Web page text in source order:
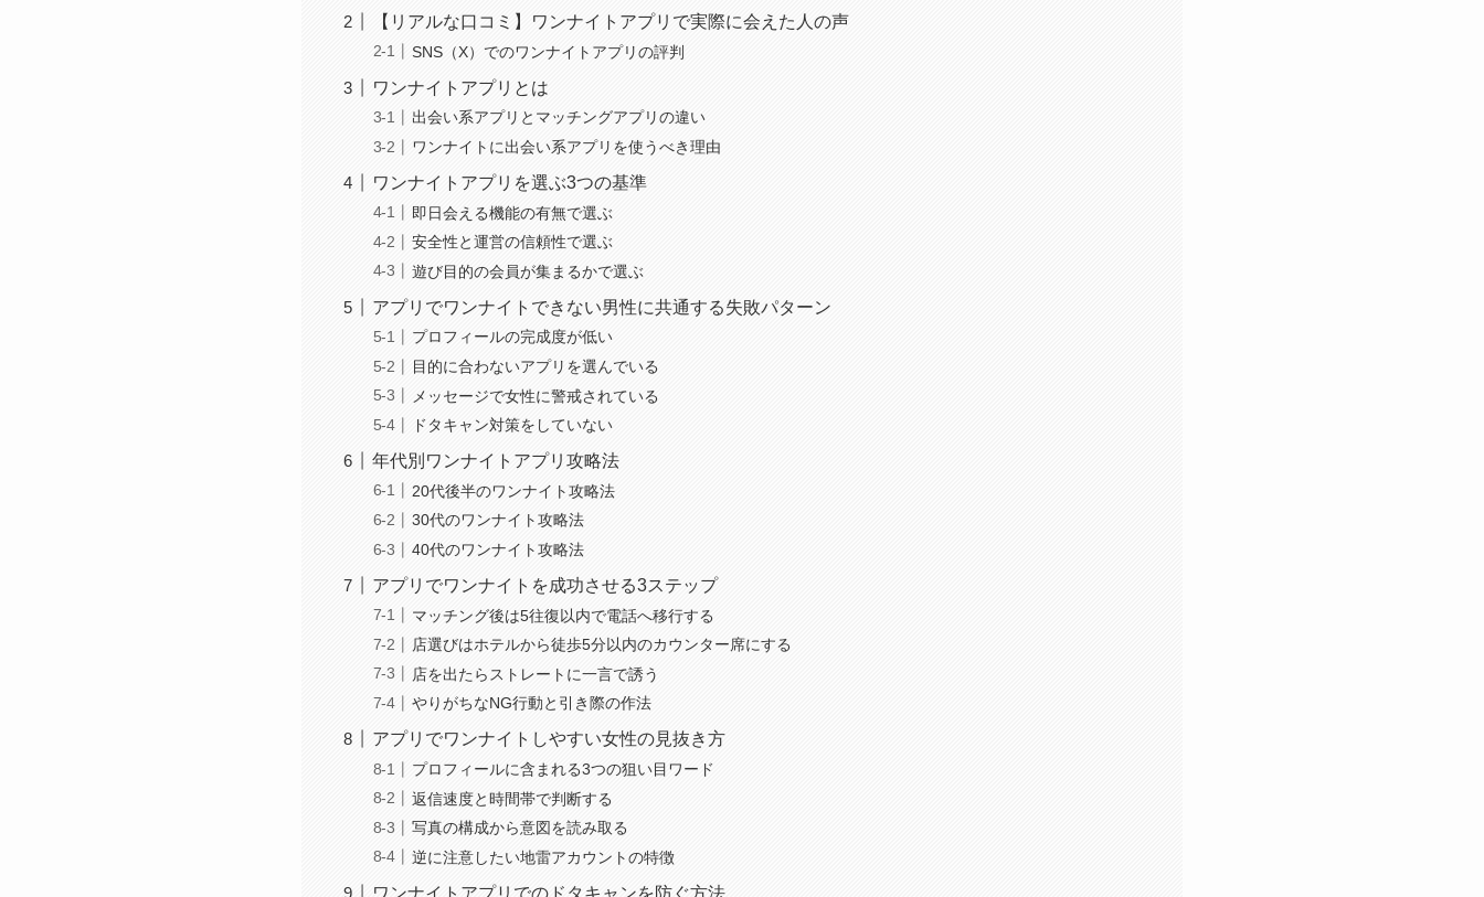
【リアルな口コミ】ワンナイトアプリで実際に会えた人の声
SNS（X）でのワンナイトアプリの評判
ワンナイトアプリとは
出会い系アプリとマッチングアプリの違い
ワンナイトに出会い系アプリを使うべき理由
ワンナイトアプリを選ぶ3つの基準
即日会える機能の有無で選ぶ
安全性と運営の信頼性で選ぶ
遊び目的の会員が集まるかで選ぶ
アプリでワンナイトできない男性に共通する失敗パターン
プロフィールの完成度が低い
目的に合わないアプリを選んでいる
メッセージで女性に警戒されている
ドタキャン対策をしていない
年代別ワンナイトアプリ攻略法
20代後半のワンナイト攻略法
30代のワンナイト攻略法
40代のワンナイト攻略法
アプリでワンナイトを成功させる3ステップ
マッチング後は5往復以内で電話へ移行する
店選びはホテルから徒歩5分以内のカウンター席にする
店を出たらストレートに一言で誘う
やりがちなNG行動と引き際の作法
アプリでワンナイトしやすい女性の見抜き方
プロフィールに含まれる3つの狙い目ワード
返信速度と時間帯で判断する
写真の構成から意図を読み取る
逆に注意したい地雷アカウントの特徴
ワンナイトアプリでのドタキャンを防ぐ方法